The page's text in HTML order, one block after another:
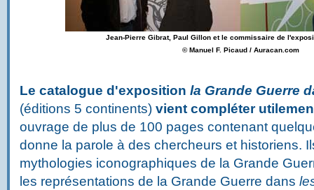
Jean-Pierre Gibrat, Paul Gillon et le commissaire de
© Manuel F. Picaud / Auracan.com
Le catalogue d'exposition la Grande Guerre
(éditions 5 continents) vient compléter
ouvrage de plus de 100 pages contenant
donne la parole à des chercheurs et historiens.
mythologies iconographiques de la Grande
les représentations de la Grande Guerre dans